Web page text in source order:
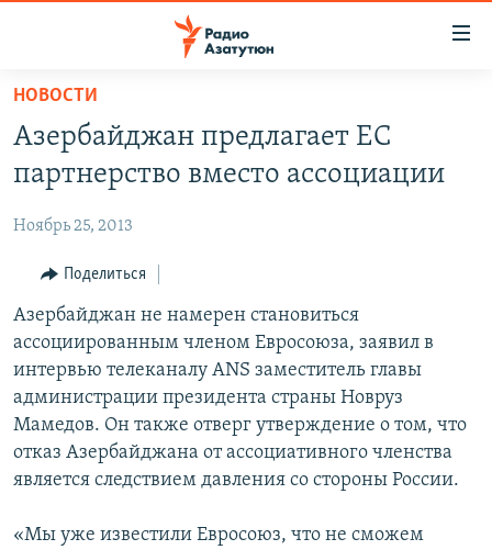
Перейти
основному
содержанию
Перейти
навигации
Перейти
поиску
ГЛАВНАЯ
НОВОСТИ
ПОЛИТИКА
ОБЩЕСТВО
ЭКОНОМИКА
РЕГИОН
НАГОРНЫЙ КАРАБАХ
КУЛЬТУРА
СПОРТ
АРХИВ
Հայերեն
НОВОСТИ
Азербайджан предлагает ЕС
партнерство вместо ассоциации
Ноябрь 25, 2013
Поделиться
Азербайджан не намерен становиться
ассоциированным членом Евросоюза, заявил в
интервью телеканалу ANS заместитель главы
администрации президента страны Новруз
Мамедов. Он также отверг утверждение о том, что
отказ Азербайджана от ассоциативного членства
является следствием давления со стороны России.
«Мы уже известили Евросоюз, что не сможем